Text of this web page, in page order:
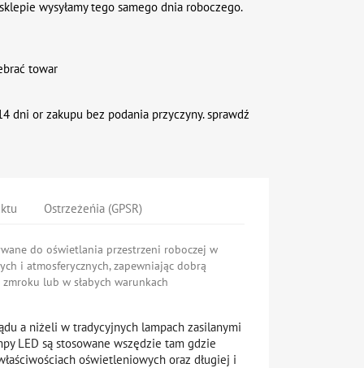
wysyłamy tego samego dnia roboczego.
towar
dni or zakupu bez podania przyczyny. sprawdź
Ostrzeżeńia (GPSR)
do oświetlania przestrzeni roboczej w
i atmosferycznych, zapewniając dobrą
lub w słabych warunkach
a niżeli w tradycyjnych lampach zasilanymi
LED są stosowane wszędzie tam gdzie
oświetleniowych oraz długiej i